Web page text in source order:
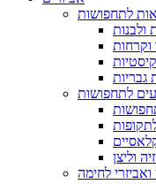
לתחפושות
ולבנות
גבריות
לתחפושות
וליצן
לחימה